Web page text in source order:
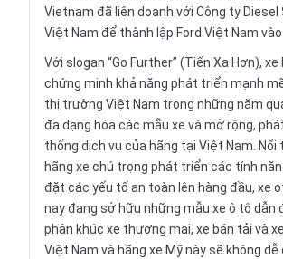
Vietnam đã liên doanh với Công ty Diesel
Việt Nam để thành lập Ford Việt Nam
Với slogan “Go Further” (Tiến Xa Hơn), xe
chứng minh khả năng phát triển mạnh
thị trường Việt Nam trong những năm
đa dạng hóa các mẫu xe và mở rộng,
thống dịch vụ của hãng tại Việt Nam. Nổi
hãng xe chú trọng phát triển các tính
đặt các yếu tố an toàn lên hàng đầu, xe
nay đang sở hữu những mẫu xe ô tô dẫn
phân khúc xe thương mại, xe bán tải và
Việt Nam và hãng xe Mỹ này sẽ không